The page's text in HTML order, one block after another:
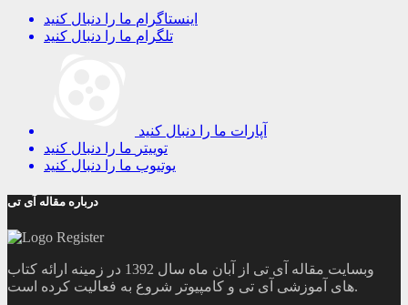
اینستاگرام ما را دنبال کنید
تلگرام ما را دنبال کنید
آپارات ما را دنبال کنید
توییتر ما را دنبال کنید
یوتیوب ما را دنبال کنید
درباره مقاله آی تی
وبسایت مقاله آی تی از آبان ماه سال 1392 در زمینه ارائه کتاب
های آموزشی آی تی و کامپیوتر شروع به فعالیت کرده است.